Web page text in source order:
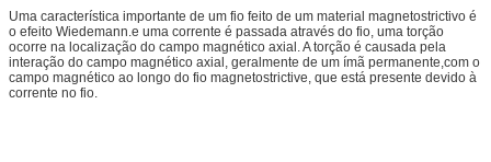
Uma característica importante de um fio feito de um material magnetostrictivo é
o efeito Wiedemann.e uma corrente é passada através do fio, uma torção
ocorre na localização do campo magnético axial. A torção é causada pela
interação do campo magnético axial, geralmente de um ímã permanente,com o
campo magnético ao longo do fio magnetostrictive, que está presente devido à
corrente no fio.